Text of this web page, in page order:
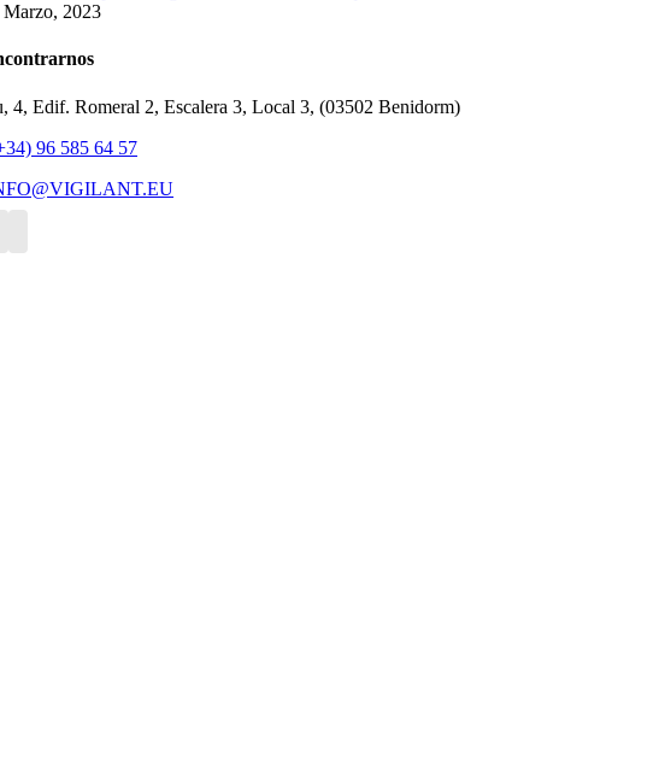
Marzo, 2023
4, Edif. Romeral 2, Escalera 3, Local 3, (03502 Benidorm)
96 585 64 57